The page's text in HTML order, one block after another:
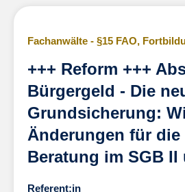
Fachanwälte - §15 FAO,
+++ Reform +++
Bürgergeld - Die
Grundsicherung:
Änderungen für
Beratung im SGB II
Referent:in